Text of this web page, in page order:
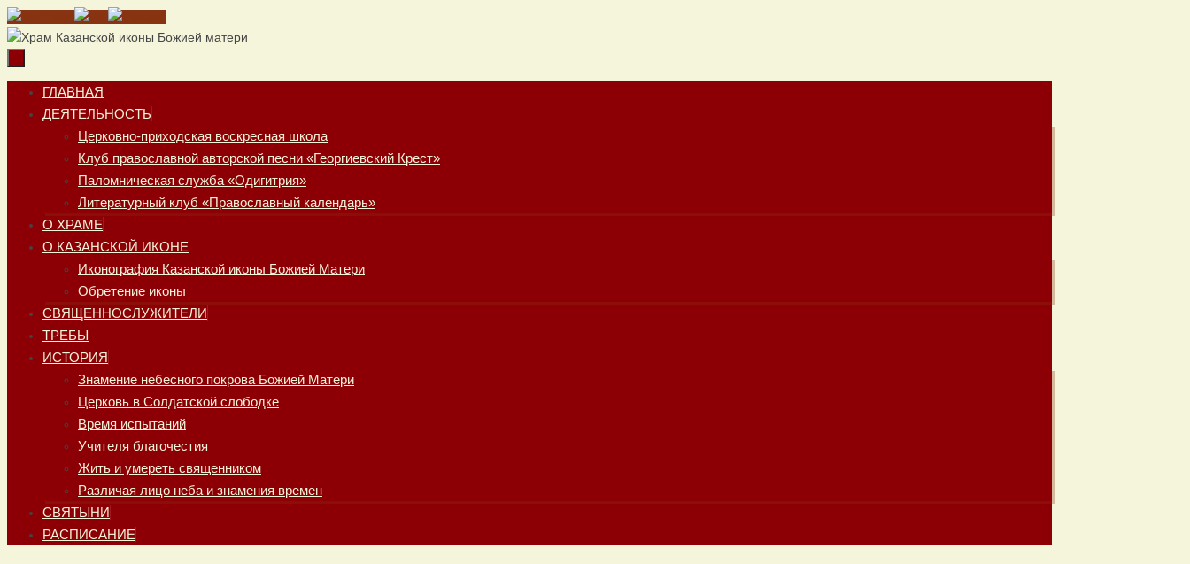
Перейти
к
Перейти
содержимому
ГЛАВНАЯ
ДЕЯТЕЛЬНОСТЬ
Церковно-приходская воскресная школа
Клуб православной авторской песни «Георгиевский Крест»
Паломническая служба «Одигитрия»
Литературный клуб «Православный календарь»
О ХРАМЕ
О КАЗАНСКОЙ ИКОНЕ
Иконография Казанской иконы Божией Матери
Обретение иконы
СВЯЩЕННОСЛУЖИТЕЛИ
ТРЕБЫ
ИСТОРИЯ
Знамение небесного покрова Божией Матери
Церковь в Солдатской слободке
Время испытаний
Учителя благочестия
Жить и умереть священником
Различая лицо неба и знамения времен
СВЯТЫНИ
РАСПИСАНИЕ